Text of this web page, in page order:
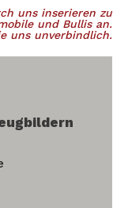
uns inserieren zu
und Bullis an.
uns unverbindlich.